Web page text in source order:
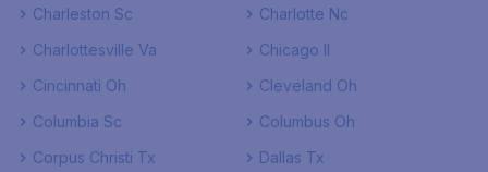
Charleston Sc
Charlotte Nc
Charlottesville Va
Chicago Il
Cincinnati Oh
Cleveland Oh
Columbia Sc
Columbus Oh
Corpus Christi Tx
Dallas Tx